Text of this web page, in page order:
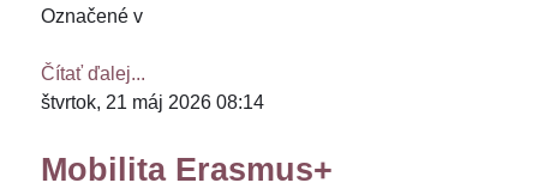
Označené v
Čítať ďalej...
štvrtok, 21 máj 2026 08:14
Mobilita Erasmus+